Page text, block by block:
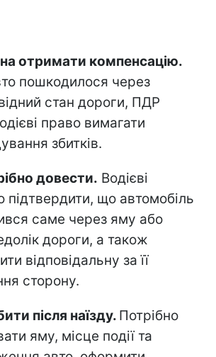
отримати компенсацію.
пошкодилося через
стан дороги, ПДР
право вимагати
збитків.
довести. Водієві
підтвердити, що автомобіль
саме через яму або
дороги, а також
відповідальну за її
сторону.
після наїзду. Потрібно
яму, місце події та